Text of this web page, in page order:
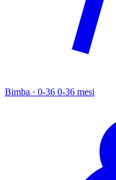
Bimba · 0-36 0-36 mesi